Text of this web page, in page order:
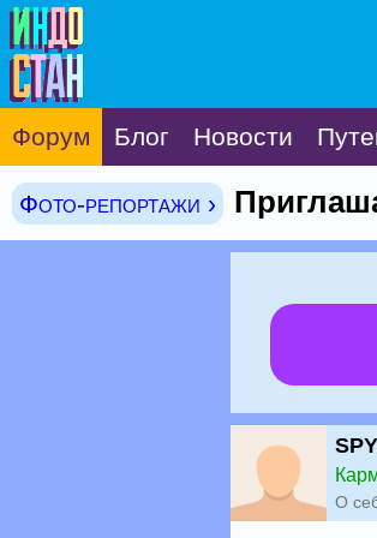
Форум Блог Новости
Фото-репортажи ›
О